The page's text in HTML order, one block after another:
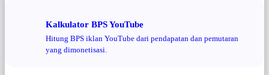
Kalkulator BPS YouTube
Hitung BPS iklan YouTube dari pendapatan dan pemutaran
yang dimonetisasi.